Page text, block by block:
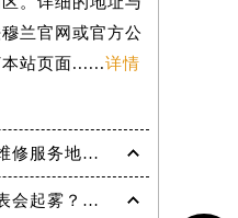
兰官网或官方公
站页面......详情
法穆兰手表售后维修服务地点电话是多少？
为什么法穆兰手表会起雾？(法穆兰手表起雾处理方法？)